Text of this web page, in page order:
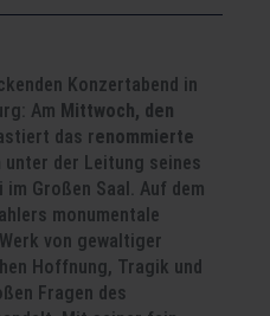
Konzertabend in
Am Mittwoch, den
das renommierte
unter der Leitung seines
Großen Saal. Auf dem
monumentale
von gewaltiger
Hoffnung, Tragik und
Fragen des